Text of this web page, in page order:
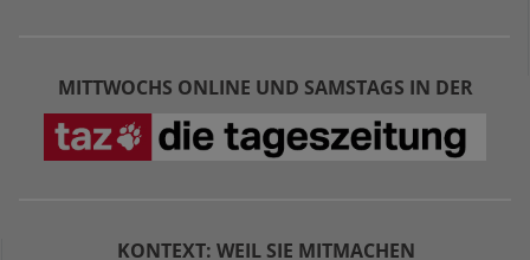
MITTWOCHS ONLINE UND SAMSTAGS IN DER
KONTEXT: WEIL SIE MITMACHEN